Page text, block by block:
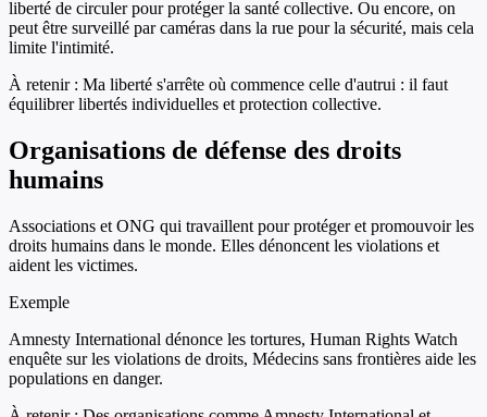
liberté de circuler pour protéger la santé collective. Ou encore, on
peut être surveillé par caméras dans la rue pour la sécurité, mais cela
limite l'intimité.
À retenir : Ma liberté s'arrête où commence celle d'autrui : il faut
équilibrer libertés individuelles et protection collective.
Organisations de défense des droits
humains
Associations et ONG qui travaillent pour protéger et promouvoir les
droits humains dans le monde. Elles dénoncent les violations et
aident les victimes.
Exemple
Amnesty International dénonce les tortures, Human Rights Watch
enquête sur les violations de droits, Médecins sans frontières aide les
populations en danger.